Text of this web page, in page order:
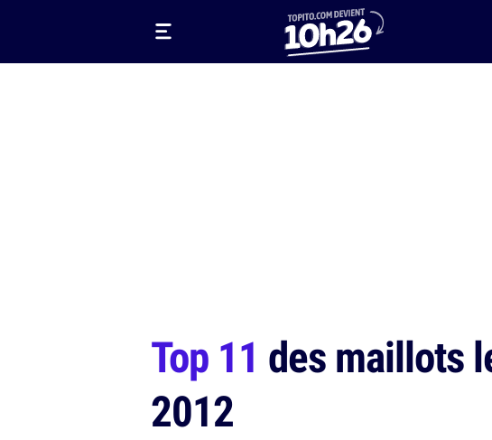
Top 11 des maillots
2012